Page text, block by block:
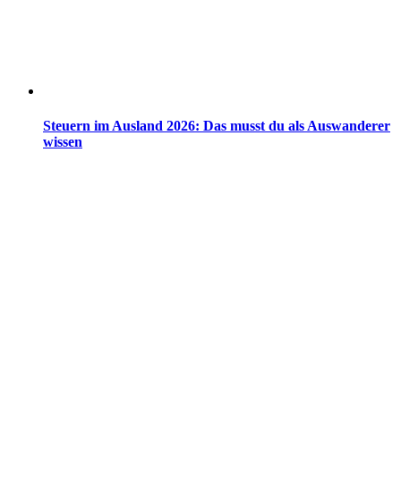
Steuern im Ausland 2026: Das musst du als Auswanderer
wissen